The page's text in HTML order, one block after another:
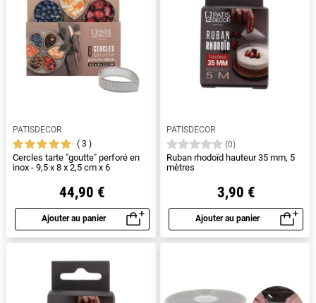
PATISDECOR
3
Cercles tarte "goutte" perforé en
inox - 9,5 x 8 x 2,5 cm x 6
44,90 €
Ajouter au panier
Aperçu rapide
PATISDECOR
(0)
Ruban rhodoïd hauteur 35 mm, 5
mètres
3,90 €
Ajouter au panier
Aperçu rapide